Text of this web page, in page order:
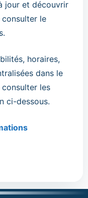
jour et découvrir
consulter le
horaires,
dans le
les
ci-dessous.